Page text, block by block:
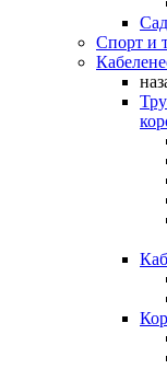
Спорт и